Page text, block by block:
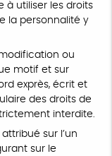
à utiliser les droits
la personnalité y
ou
motif et sur
exprès, écrit et
des droits de
interdite.
sur l’un
sur le